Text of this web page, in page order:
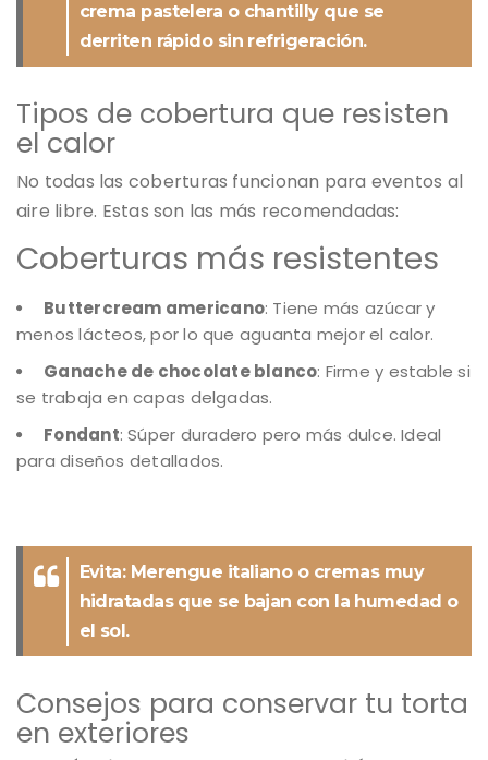
crema pastelera o chantilly que se
derriten rápido sin refrigeración.
Tipos de cobertura que resisten
el calor
No todas las coberturas funcionan para eventos al
aire libre. Estas son las más recomendadas:
Coberturas más resistentes
Buttercream americano: Tiene más azúcar y
menos lácteos, por lo que aguanta mejor el calor.
Ganache de chocolate blanco: Firme y estable si
se trabaja en capas delgadas.
Fondant: Súper duradero pero más dulce. Ideal
para diseños detallados.
Evita: Merengue italiano o cremas muy
hidratadas que se bajan con la humedad o
el sol.
Consejos para conservar tu torta
en exteriores